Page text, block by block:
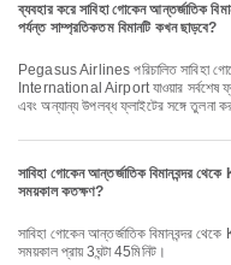
ব্যবহার করে সাবিহা গোকেন
পর্যন্ত সাম্প্রতিকতম বিমানটি কখন ছাড়বে?
Pegasus Airlines পরিচালিত সাবিহা গোকেন আন্তর্জাতিক বিমানবন্দর থেকে Kuwait
International Airport যাওয়ার সর্বশেষ
এবং অন্যান্য উপলব্ধ ফ্লাইটের সঙ্গে তুলনা
সাবিহা গোকেন আন্তর্জাতিক
সময়কাল কতক্ষণ?
সাবিহা গোকেন আন্তর্জাতিক বিমানবন্দর থেকে Kuwait International Airport পর্যন্ত ফ্লাইটের
সময়কাল প্রায় 3ঘন্টা 45মিনিট।